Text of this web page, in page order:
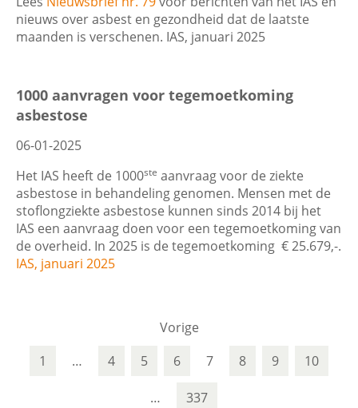
nieuws over asbest en gezondheid dat de laatste
maanden is verschenen. IAS, januari 2025
1000 aanvragen voor tegemoetkoming
asbestose
06-01-2025
Het IAS heeft de 1000ste aanvraag voor de ziekte
asbestose in behandeling genomen. Mensen met de
stoflongziekte asbestose kunnen sinds 2014 bij het
IAS een aanvraag doen voor een tegemoetkoming van
de overheid. In 2025 is de tegemoetkoming € 25.679,-.
IAS, januari 2025
Vorige
1
… 4 5 6 7 8 9 10
…
337